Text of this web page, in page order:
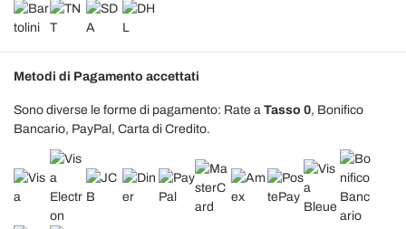
Metodi di Pagamento accettati
Sono diverse le forme di pagamento: Rate a Tasso 0, Bonifico
Bancario, PayPal, Carta di Credito.